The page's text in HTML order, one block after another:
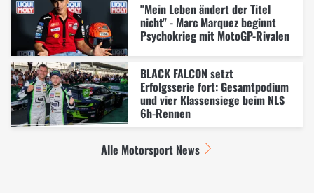
"Mein Leben ändert der Titel
nicht" - Marc Marquez beginnt
Psychokrieg mit MotoGP-Rivalen
BLACK FALCON setzt
Erfolgsserie fort: Gesamtpodium
und vier Klassensiege beim NLS
6h-Rennen
Alle Motorsport News